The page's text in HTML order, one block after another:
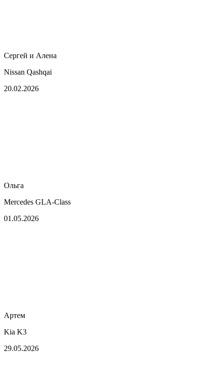
Сергей и Алена
Nissan Qashqai
20.02.2026
Ольга
Mercedes GLA-Class
01.05.2026
Артем
Kia K3
29.05.2026